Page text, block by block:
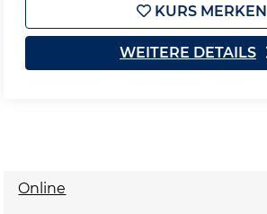
KURS MERKEN
WEITERE DETAILS
Online